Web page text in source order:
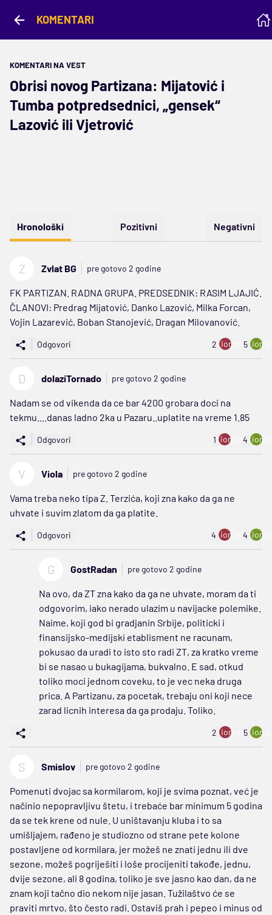
KOMENTARI
KOMENTARI NA VEST
Obrisi novog Partizana: Mijatović i
Tumba potpredsednici, „gensek“
Lazović ili Vjetrović
Hronološki Pozitivni Negativni
Z Zvlat BG pre gotovo 2 godine
FK PARTIZAN. RADNA GRUPA. PREDSEDNIK: RASIM LJAJIĆ.
ČLANOVI: Predrag Mijatović, Danko Lazović, Milka Forcan,
Vojin Lazarević, Boban Stanojević, Dragan Milovanović.
Odgovori 2 ion:minus
5
D dolaziTornado pre gotovo 2 godine
Nadam se od vikenda da ce bar 4200 grobara doci na
tekmu....danas ladno 2ka u Pazaru..uplatite na vreme 1.85
Odgovori 1 ion:minus
4
V Viola pre gotovo 2 godine
Vama treba neko tipa Z. Terzića, koji zna kako da ga ne
uhvate i suvim zlatom da ga platite.
Odgovori 4 ion:minus
4
G GostRadan pre gotovo 2 godine
Na ovo, da ZT zna kako da ga ne uhvate, moram da ti
odgovorim, iako nerado ulazim u navijacke polemike.
Naime, koji god bi gradjanin Srbije, politicki i
finansijsko-medijski etablisment ne racunam,
pokusao da uradi to isto sto radi ZT, za kratko vreme
bi se nasao u bukagijama, bukvalno. E sad, otkud
toliko moci jednom coveku, to je vec neka druga
prica. A Partizanu, za pocetak, trebaju oni koji nece
zarad licnih interesa da ga prodaju. Toliko.
2 ion:minus
5
S Smislov pre gotovo 2 godine
Pomenuti dvojac sa kormilarom, koji je svima poznat, već je
načinio nepopravljivu štetu, i trebaće bar minimum 5 godina
da se tek krene od nule. U uništavanju kluba i to sa
umišljajem, rađeno je studiozno od strane pete kolone
postavljene od kormilara, jer možeš ne znati jednu ili dve
sezone, možeš pogriješiti i loše procijeniti takođe, jednu,
dvije sezone, ali 8 godina, toliko je sve jasno kao dan, da ne
znam koji tačno dio nekom nije jasan. Tužilaštvo će se
praviti mrtvo, što često radi. Ostaviš prah i pepeo i minus od